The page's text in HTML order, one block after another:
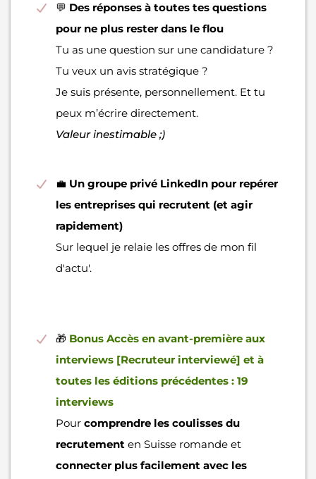
💬 Des réponses à toutes tes questions
pour ne plus rester dans le flou
Tu as une question sur une candidature ?
Tu veux un avis stratégique ?
Je suis présente, personnellement. Et tu
peux m’écrire directement.
Valeur inestimable ;)
💼 Un groupe privé LinkedIn pour repérer
les entreprises qui recrutent (et agir
rapidement)
Sur lequel je relaie les offres de mon fil
d'actu'.
🎁 Bonus Accès en avant-première aux
interviews [Recruteur interviewé] et à
toutes les éditions précédentes : 19
interviews
Pour comprendre les coulisses du
recrutement en Suisse romande et
connecter plus facilement avec les